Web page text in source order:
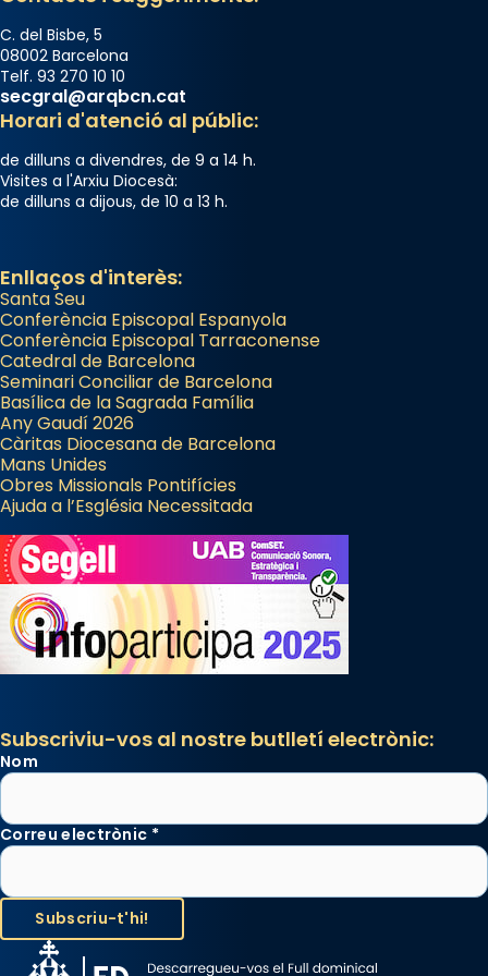
C. del Bisbe, 5
08002 Barcelona
Telf. 93 270 10 10
secgral@arqbcn.cat
Horari d'atenció al públic:
de dilluns a divendres, de 9 a 14 h.
Visites a l'Arxiu Diocesà:
de dilluns a dijous, de 10 a 13 h.
Enllaços d'interès:
Santa Seu
Conferència Episcopal Espanyola
Conferència Episcopal Tarraconense
Catedral de Barcelona
Seminari Conciliar de Barcelona
Basílica de la Sagrada Família
Any Gaudí 2026
Càritas Diocesana de Barcelona
Mans Unides
Obres Missionals Pontifícies
Ajuda a l’Església Necessitada
Subscriviu-vos al nostre butlletí electrònic:
Nom
Correu electrònic *